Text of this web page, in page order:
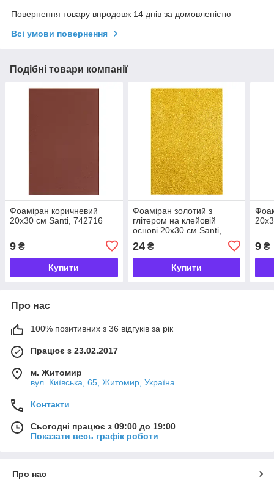
Повернення товару впродовж 14 днів за домовленістю
Всі умови повернення
Подібні товари компанії
Фоаміран коричневий
20х30 см Santi, 742716
9 ₴
Купити
Фоаміран золотий з
глітером на клейовій
основі 20х30 см Santi,
24₴
Купити
9 ₴
Про нас
100% позитивних з 36 відгуків за рік
Працює з 23.02.2017
м. Житомир
вул. Київська, 65, Житомир, Україна
Контакти
Сьогодні працює з 09:00 до 19:00
Показати весь графік роботи
Про нас